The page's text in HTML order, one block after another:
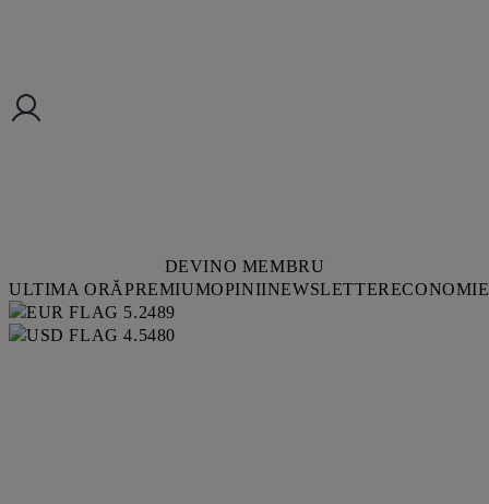
DEVINO MEMBRU
ULTIMA ORĂPREMIUMOPINIINEWSLETTERECONOMIE
5.2489
4.5480